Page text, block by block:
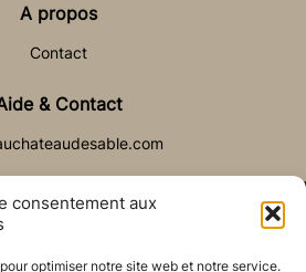
consentement aux
optimiser notre site web et notre service.
A propos
Contact
& Contact